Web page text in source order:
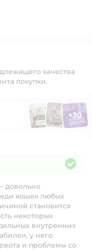
качества
покупки.
ФотоФотоФото
+30
Открыть
довольно
кошек любых
становится
некоторых
внутренних
у него
и проблемы со